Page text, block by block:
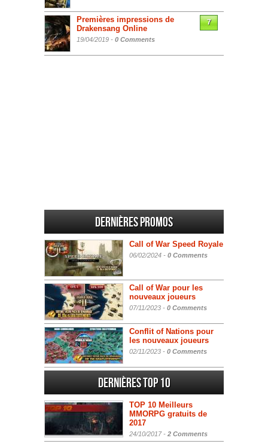
Premières impressions de
Drakensang Online
19/04/2019 - 0 Comments
7
Dernières promos
Call of War Speed Royale
06/02/2024 - 0 Comments
Call of War pour les
nouveaux joueurs
07/11/2023 - 0 Comments
Conflit of Nations pour
les nouveaux joueurs
02/11/2023 - 0 Comments
Dernières Top 10
TOP 10 Meilleurs
MMORPG gratuits de
2017
24/10/2017 - 2 Comments